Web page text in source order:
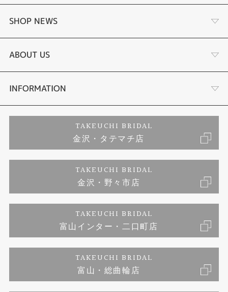
婚約指輪
結婚指輪
セットリング
婚約ネックレス
ダイヤモンド
ジュエリーリフォーム
SHOP NEWS
選ばれる理由まとめ
お客様の声
プロポーズサポート
ブランドリスト
福井指輪工房｜手作りペアリング
福井指輪工房｜手作り結婚指輪 and 婚約指輪
福井工房｜手作り婚約指輪プロポーズプラン
ABOUT US
会社概要
お客様の声
INFORMATION
プライバシーポリシー
TAKEUCHI BRIDAL
金沢・タテマチ店
TAKEUCHI BRIDAL
金沢・野々市店
TAKEUCHI BRIDAL
富山インター・二口町店
TAKEUCHI BRIDAL
富山・総曲輪店